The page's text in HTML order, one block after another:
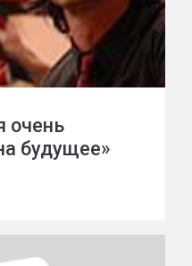
очень
будущее»